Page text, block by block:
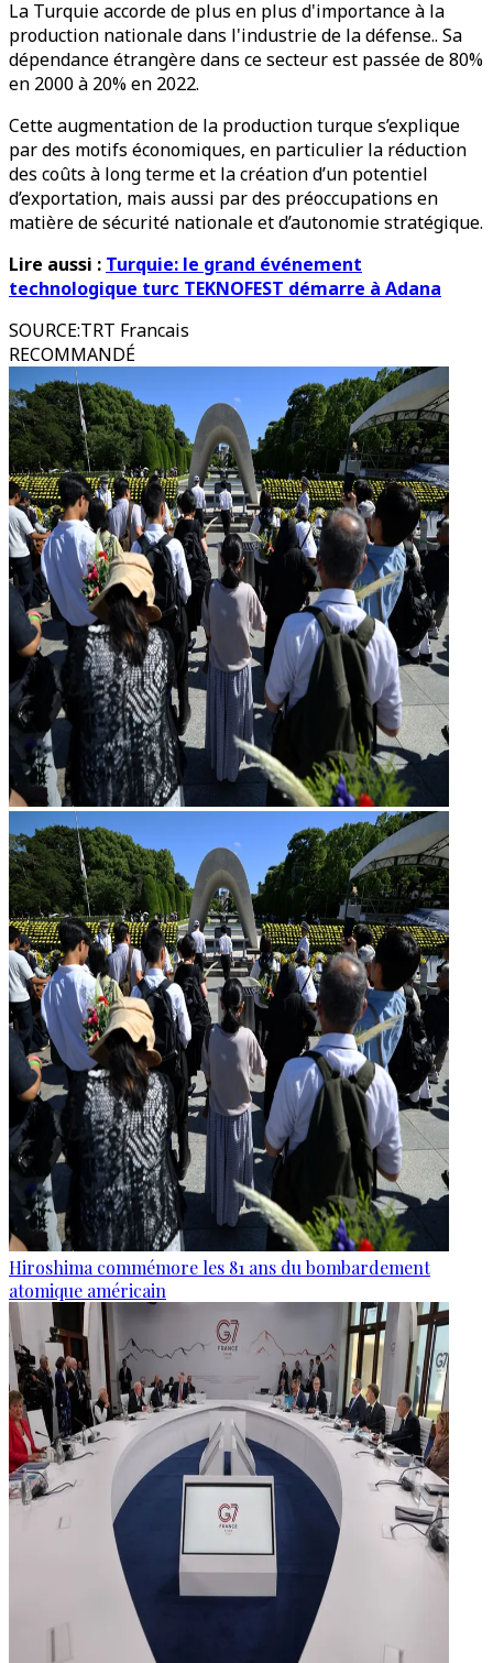
La Turquie accorde de plus en plus d'importance à la
production nationale dans l'industrie de la défense.. Sa
dépendance étrangère dans ce secteur est passée de 80%
en 2000 à 20% en 2022.
Cette augmentation de la production turque s’explique
par des motifs économiques, en particulier la réduction
des coûts à long terme et la création d’un potentiel
d’exportation, mais aussi par des préoccupations en
matière de sécurité nationale et d’autonomie stratégique.
Lire aussi : Turquie: le grand événement
technologique turc TEKNOFEST démarre à Adana
SOURCE:TRT Francais
RECOMMANDÉ
Hiroshima commémore les 81 ans du bombardement
atomique américain